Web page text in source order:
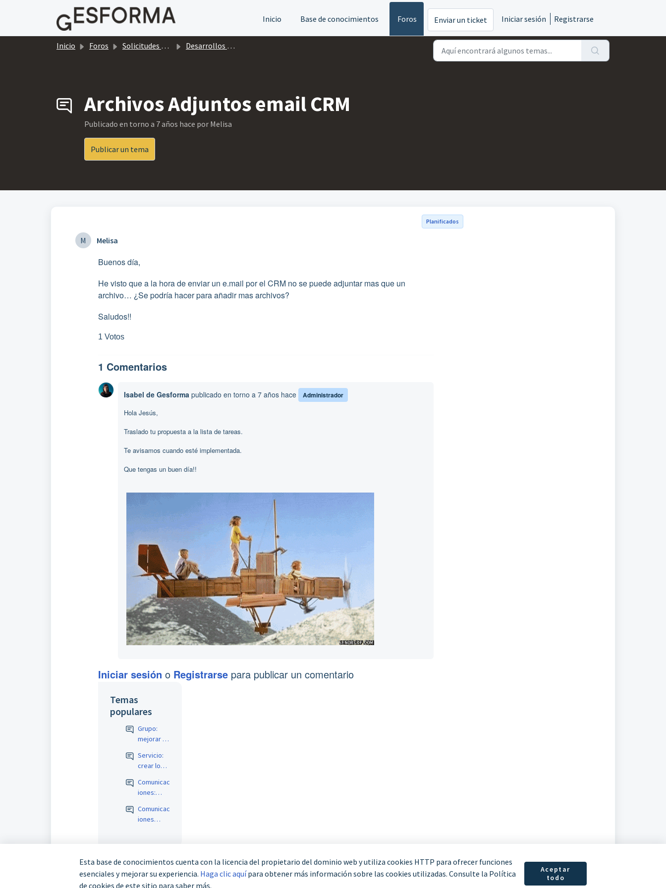
Saltar al contenido principal
Inicio
Base de conocimientos Foros Enviar un ticket Iniciar sesión Registrarse
Inicio Foros Solicitudes de mejoras gratuitas Desarrollos Gratuitos
Archivos Adjuntos email CRM
Publicado en torno a 7 años hace por Melisa
Publicar un tema
Planificados
M Melisa
Buenos día,
He visto que a la hora de enviar un e.mail por el CRM no se puede adjuntar mas que un
archivo… ¿Se podría hacer para añadir mas archivos?
Saludos!!
1 Votos
1 Comentarios
Isabel de Gesforma publicado en torno a 7 años hace Administrador
Hola Jesús,
Traslado tu propuesta a la lista de tareas.
Te avisamos cuando esté implementada.
Que tengas un buen día!!
Iniciar sesión o Registrarse para publicar un comentario
Temas
populares
Grupo:
mejorar la
del
apartado
"formador
es"
Servicio:
crear los
para la
RPGD
Comunicac
iones:
para
recoger
tutores
ción
Comunicac
iones
adjuntos
de curso
custodiad
Esta base de conocimientos cuenta con la licencia del propietario del dominio web y utiliza cookies HTTP para ofrecer funciones
esenciales y mejorar su experiencia. Haga clic aquípara obtener más información sobre las cookies utilizadas. Consulte la Política
de cookies de este sitio para saber más.
Aceptar
todo